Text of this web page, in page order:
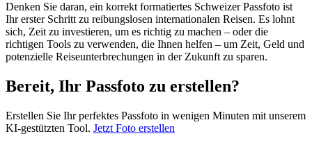
Denken Sie daran, ein korrekt formatiertes Schweizer Passfoto ist
Ihr erster Schritt zu reibungslosen internationalen Reisen. Es lohnt
sich, Zeit zu investieren, um es richtig zu machen – oder die
richtigen Tools zu verwenden, die Ihnen helfen – um Zeit, Geld und
potenzielle Reiseunterbrechungen in der Zukunft zu sparen.
Bereit, Ihr Passfoto zu erstellen?
Erstellen Sie Ihr perfektes Passfoto in wenigen Minuten mit unserem
KI-gestützten Tool. Jetzt Foto erstellen